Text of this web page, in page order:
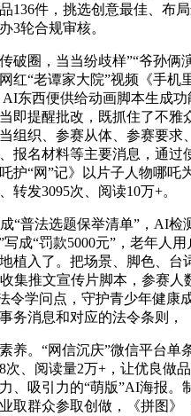
136件，挑选创意最佳、布
3轮合规审核。
圈，当当纷歧样”“爷孙俩演
红“老谭家大院”视频《手机
东西便供给动画脚本生成
即提醒批改，既抓住了不雅
组织、参赛从体、参赛要求
报名材料等主要消息，通过
护“网”记》以片子人物哪吒
转发3095次、阅读10万+。
普法选题保举清单”，AI检
写成“罚款5000元”，老年人
植入了。把场景、脚色、台
集推文宣传片脚本，参赛人
令学问点，守护青少年健康
务消息和对应的法令条则，
。“网信沉庆”微信平台单
次、阅读量2万+，让优良做
、吸引力的“萌版”AI海报。
取群众参取创做，《拼图》